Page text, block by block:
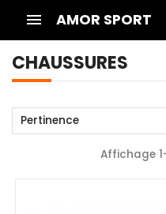
 AMOR SPORT
CHAUSSURES
Pertinence
Affichage